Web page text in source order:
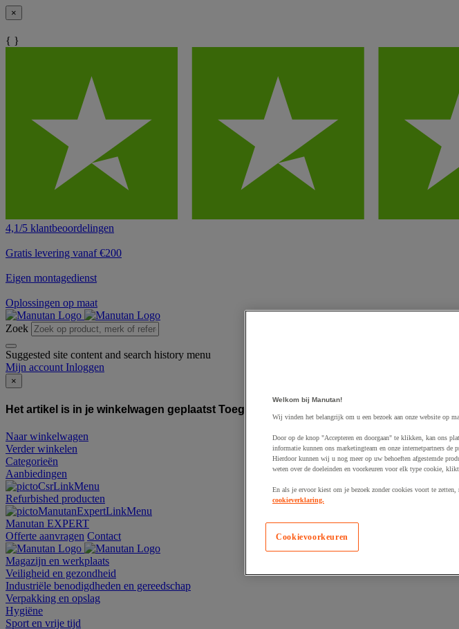
×
{ }
4,1/5 klantbeoordelingen
Gratis levering vanaf €200
Eigen montagedienst
Oplossingen op maat
Zoek
Suggested site content and search history menu
Mijn account Inloggen
×
Het artikel is in je winkelwagen geplaatst Toegevoegd aan winkelwagen
Naar winkelwagen
Verder winkelen
Categorieën
Aanbiedingen
Refurbished producten
Manutan EXPERT
Offerte aanvragen Contact
Magazijn en werkplaats
Veiligheid en gezondheid
Industriële benodigdheden en gereedschap
Verpakking en opslag
Hygiëne
Sport en vrije tijd
Welkom bij Manutan!
Wij vinden het belangrijk om u een bezoek aan onze website op
Door op de knop "Accepteren en doorgaan" te klikken, kan ons
informatie kunnen ons marketingteam en onze internetpartners de
Hierdoor kunnen wij u nog meer op uw behoeften afgestemde
weten over de doeleinden en voorkeuren voor elk type cookie,
En als je ervoor kiest om je bezoek zonder cookies voort te
cookieverklaring.
Cookievoorkeuren